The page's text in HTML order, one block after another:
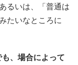
るいは、「普通は
たいなところに
、場合によって